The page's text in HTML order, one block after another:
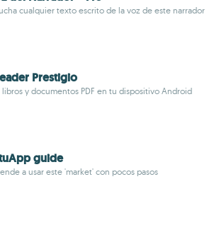
cualquier texto escrito de la voz de este narrador
Prestigio
libros y documentos PDF en tu dispositivo Android
guide
a usar este 'market' con pocos pasos